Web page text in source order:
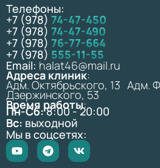
Телефоны:
+7 (978) 74-47-450
+7 (978) 74-47-490
+7 (978) 76-77-664
+7 (978) 555-11-55
Email: halat46@mail.ru
Адреса клиник:
Адм. Октябрьского, 13 Адм.
Дзержинского, 53
Время работы:
Пн-Сб:8:00 - 20:00
Вс: выходной
Мы в соцсетях: